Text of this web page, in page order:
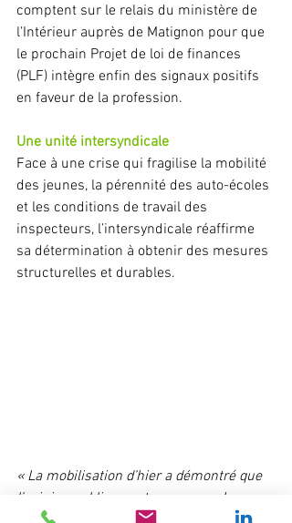
comptent sur le relais du ministère de
l’Intérieur auprès de Matignon pour que
le prochain Projet de loi de finances
(PLF) intègre enfin des signaux positifs
en faveur de la profession.
Une unité intersyndicale
Face à une crise qui fragilise la mobilité
des jeunes, la pérennité des auto-écoles
et les conditions de travail des
inspecteurs, l’intersyndicale réaffirme
sa détermination à obtenir des mesures
structurelles et durables.
« La mobilisation d’hier a démontré que
l’opinion publique est avec nous. Le